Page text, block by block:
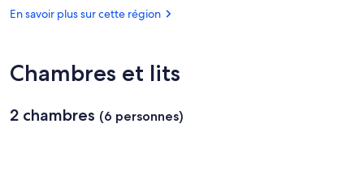
Québec
international
de
En savoir plus sur cette région
Chambres et lits
2 chambres (6 personnes)